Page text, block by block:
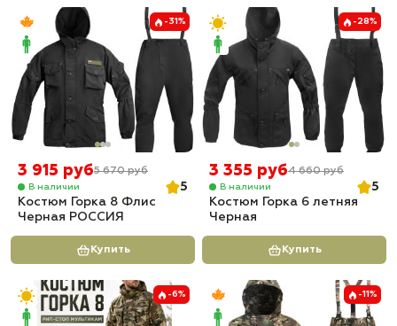
-31%
3 915 руб5 670 руб
В наличии
5
Костюм Горка 8 Флис
Черная РОССИЯ
Купить
-28%
3 355 руб4 660 руб
В наличии
5
Костюм Горка 6 летняя
Черная
Купить
-6% -11%